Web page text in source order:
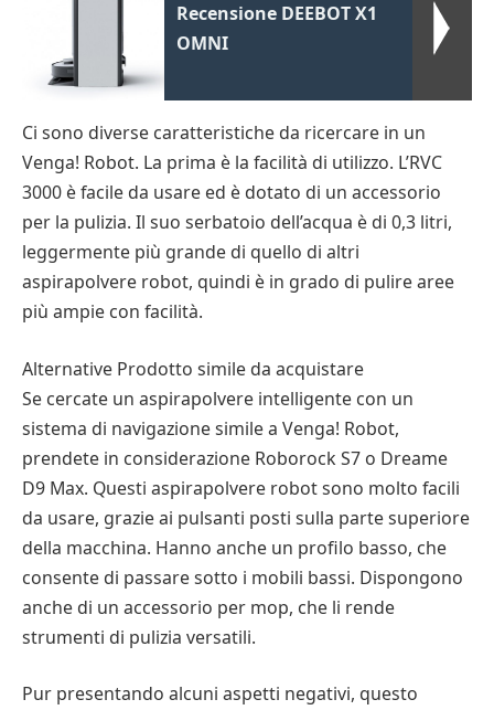
Recensione DEEBOT X1
OMNI
Ci sono diverse caratteristiche da ricercare in un
Venga! Robot. La prima è la facilità di utilizzo. L’RVC
3000 è facile da usare ed è dotato di un accessorio
per la pulizia. Il suo serbatoio dell’acqua è di 0,3 litri,
leggermente più grande di quello di altri
aspirapolvere robot, quindi è in grado di pulire aree
più ampie con facilità.
Alternative Prodotto simile da acquistare
Se cercate un aspirapolvere intelligente con un
sistema di navigazione simile a Venga! Robot,
prendete in considerazione Roborock S7 o Dreame
D9 Max. Questi aspirapolvere robot sono molto facili
da usare, grazie ai pulsanti posti sulla parte superiore
della macchina. Hanno anche un profilo basso, che
consente di passare sotto i mobili bassi. Dispongono
anche di un accessorio per mop, che li rende
strumenti di pulizia versatili.
Pur presentando alcuni aspetti negativi, questo